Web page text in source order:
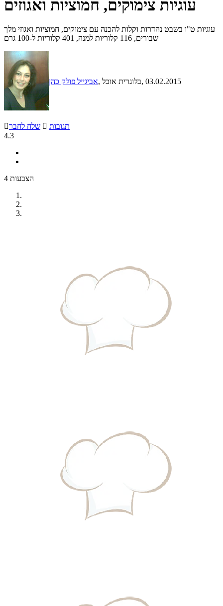
עוגיות צימוקים, חמוציות ואגוזים
עוגיות ט"ו בשבט נהדרות וקלות להכנה עם צימוקים, חמוציות ואגוזי מלך
שבורים, 116 קלוריות למנה, 401 קלוריות ל-100 גרם
אביגייל פולק כהן , בלוגרית אוכל, 03.02.2015
שלח לחבר  תגובות
4.3
4 הצבעות